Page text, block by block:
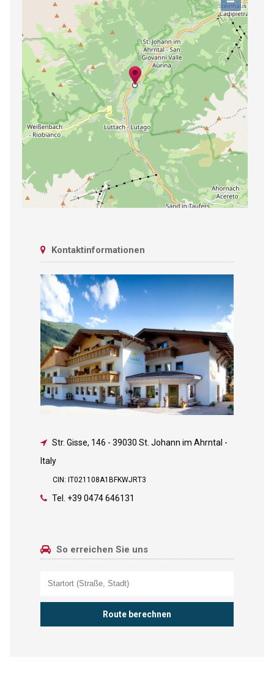
Kontaktinformationen
Str. Gisse, 146 - 39030 St. Johann im Ahrntal -
Italy
CIN: IT021108A1BFKWJRT3
Tel. +39 0474 646131
So erreichen Sie uns